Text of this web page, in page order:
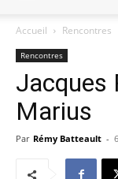
Accueil Rencontres
Rencontres
Jacques
Marius
Par Rémy Batteault -